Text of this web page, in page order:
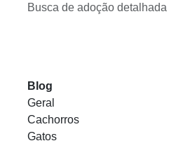
Busca de adoção detalhada
Blog
Geral
Cachorros
Gatos